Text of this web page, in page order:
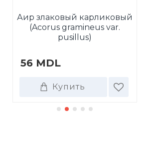
Аир злаковый карликовый
(Acorus gramineus var.
pusillus)
56 MDL
Купить